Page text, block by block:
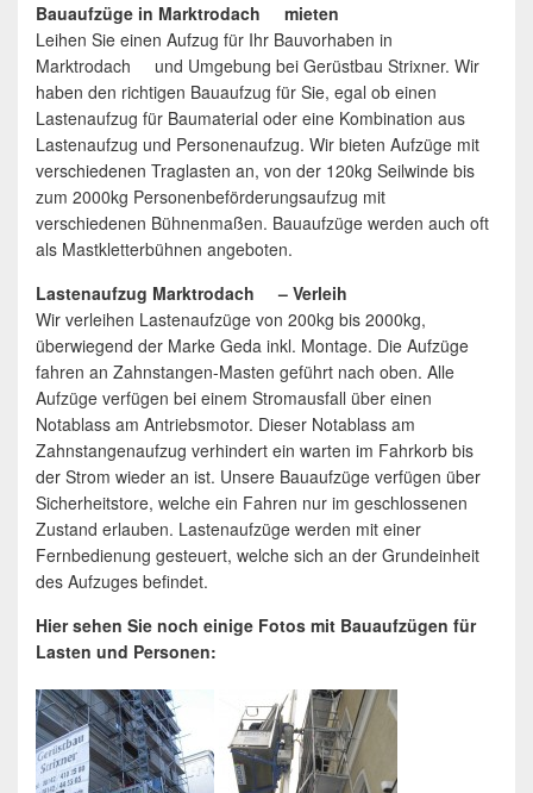
Bauaufzüge in Marktrodach mieten
Leihen Sie einen Aufzug für Ihr Bauvorhaben in
Marktrodach und Umgebung bei Gerüstbau Strixner. Wir
haben den richtigen Bauaufzug für Sie, egal ob einen
Lastenaufzug für Baumaterial oder eine Kombination aus
Lastenaufzug und Personenaufzug. Wir bieten Aufzüge mit
verschiedenen Traglasten an, von der 120kg Seilwinde bis
zum 2000kg Personenbeförderungsaufzug mit
verschiedenen Bühnenmaßen. Bauaufzüge werden auch oft
als Mastkletterbühnen angeboten.
Lastenaufzug Marktrodach – Verleih
Wir verleihen Lastenaufzüge von 200kg bis 2000kg,
überwiegend der Marke Geda inkl. Montage. Die Aufzüge
fahren an Zahnstangen-Masten geführt nach oben. Alle
Aufzüge verfügen bei einem Stromausfall über einen
Notablass am Antriebsmotor. Dieser Notablass am
Zahnstangenaufzug verhindert ein warten im Fahrkorb bis
der Strom wieder an ist. Unsere Bauaufzüge verfügen über
Sicherheitstore, welche ein Fahren nur im geschlossenen
Zustand erlauben. Lastenaufzüge werden mit einer
Fernbedienung gesteuert, welche sich an der Grundeinheit
des Aufzuges befindet.
Hier sehen Sie noch einige Fotos mit Bauaufzügen für
Lasten und Personen: